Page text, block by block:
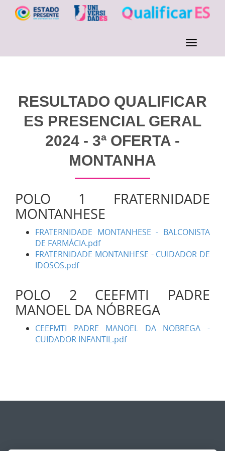
RESULTADO QUALIFICAR
ES PRESENCIAL GERAL
2024 - 3ª OFERTA -
MONTANHA
POLO 1 FRATERNIDADE
MONTANHESE
FRATERNIDADE MONTANHESE - BALCONISTA
DE FARMÁCIA.pdf
FRATERNIDADE MONTANHESE - CUIDADOR DE
IDOSOS.pdf
POLO 2 CEEFMTI PADRE
MANOEL DA NÓBREGA
CEEFMTI PADRE MANOEL DA NOBREGA -
CUIDADOR INFANTIL.pdf